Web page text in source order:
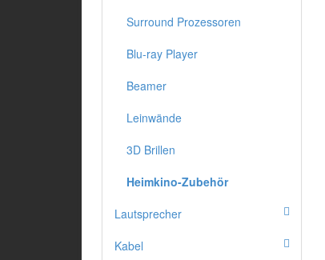
Surround Prozessoren
Blu-ray Player
Beamer
Leinwände
3D Brillen
Heimkino-Zubehör
Lautsprecher
Kabel